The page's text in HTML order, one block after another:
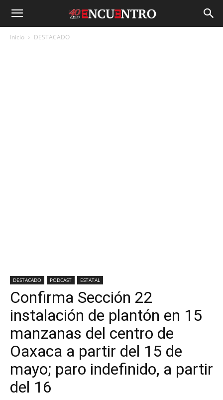
Inicio DESTACADO
DESTACADO PODCAST ESTATAL
Confirma Sección 22
instalación de plantón en 15
manzanas del centro de
Oaxaca a partir del 15 de
mayo; paro indefinido, a partir
del 16